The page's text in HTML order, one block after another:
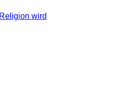
wird